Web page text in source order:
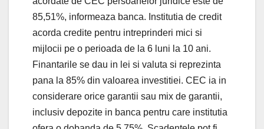
85,51%, informeaza banca. Institutia de credit
acorda credite pentru intreprinderi mici si
mijlocii pe o perioada de la 6 luni la 10 ani.
Finantarile se dau in lei si valuta si reprezinta
pana la 85% din valoarea investitiei. CEC ia in
considerare orice garantii sau mix de garantii,
inclusiv depozite in banca pentru care institutia